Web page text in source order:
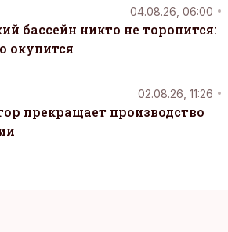
04.08.26, 06:00
бассейн никто не торопится:
окупится
02.08.26, 11:26
прекращает производство